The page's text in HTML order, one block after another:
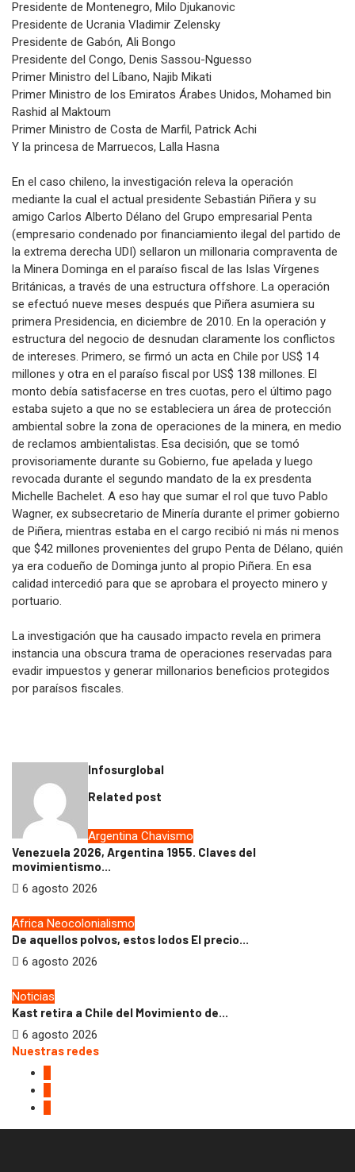
Presidente de Montenegro, Milo Djukanovic
Presidente de Ucrania Vladimir Zelensky
Presidente de Gabón, Ali Bongo
Presidente del Congo, Denis Sassou-Nguesso
Primer Ministro del Líbano, Najib Mikati
Primer Ministro de los Emiratos Árabes Unidos, Mohamed bin
Rashid al Maktoum
Primer Ministro de Costa de Marfil, Patrick Achi
Y la princesa de Marruecos, Lalla Hasna
En el caso chileno, la investigación releva la operación
mediante la cual el actual presidente Sebastián Piñera y su
amigo Carlos Alberto Délano del Grupo empresarial Penta
(empresario condenado por financiamiento ilegal del partido de
la extrema derecha UDI) sellaron un millonaria compraventa de
la Minera Dominga en el paraíso fiscal de las Islas Vírgenes
Británicas, a través de una estructura offshore. La operación
se efectuó nueve meses después que Piñera asumiera su
primera Presidencia, en diciembre de 2010. En la operación y
estructura del negocio de desnudan claramente los conflictos
de intereses. Primero, se firmó un acta en Chile por US$ 14
millones y otra en el paraíso fiscal por US$ 138 millones. El
monto debía satisfacerse en tres cuotas, pero el último pago
estaba sujeto a que no se estableciera un área de protección
ambiental sobre la zona de operaciones de la minera, en medio
de reclamos ambientalistas. Esa decisión, que se tomó
provisoriamente durante su Gobierno, fue apelada y luego
revocada durante el segundo mandato de la ex presdenta
Michelle Bachelet. A eso hay que sumar el rol que tuvo Pablo
Wagner, ex subsecretario de Minería durante el primer gobierno
de Piñera, mientras estaba en el cargo recibió ni más ni menos
que $42 millones provenientes del grupo Penta de Délano, quién
ya era codueño de Dominga junto al propio Piñera. En esa
calidad intercedió para que se aprobara el proyecto minero y
portuario.
La investigación que ha causado impacto revela en primera
instancia una obscura trama de operaciones reservadas para
evadir impuestos y generar millonarios beneficios protegidos
por paraísos fiscales.
Infosurglobal
Related post
Argentina Chavismo
Venezuela 2026, Argentina 1955. Claves del
movimientismo...
6 agosto 2026
Africa Neocolonialismo
De aquellos polvos, estos lodos El precio...
6 agosto 2026
Noticias
Kast retira a Chile del Movimiento de...
6 agosto 2026
Nuestras redes